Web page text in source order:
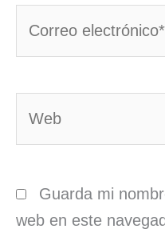
Guarda mi
web en este